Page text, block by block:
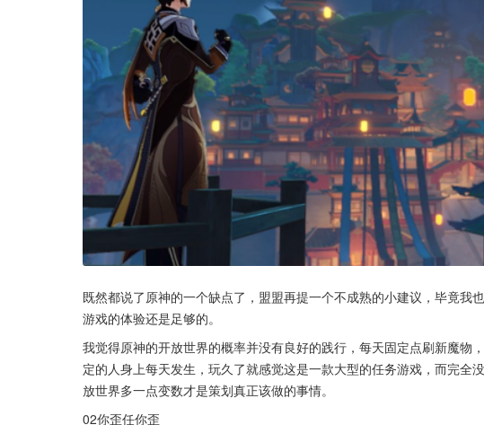
既然都说了原神的一个缺点了，盟盟再提一个不成熟的小建议，毕竟我
游戏的体验还是足够的。
我觉得原神的开放世界的概率并没有良好的践行，每天固定点刷新魔物
定的人身上每天发生，玩久了就感觉这是一款大型的任务游戏，而完全
放世界多一点变数才是策划真正该做的事情。
02你歪任你歪